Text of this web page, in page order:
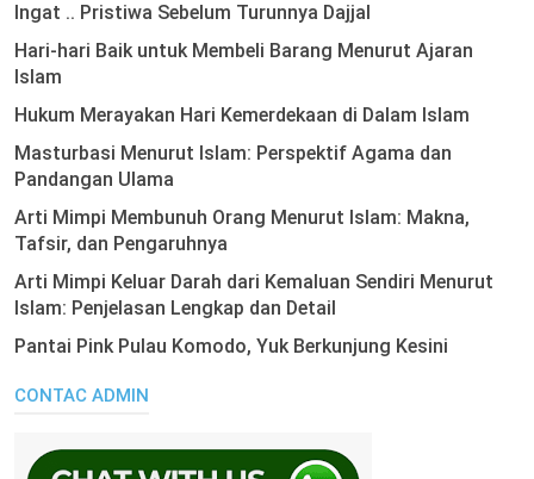
Ingat .. Pristiwa Sebelum Turunnya Dajjal
Hari-hari Baik untuk Membeli Barang Menurut Ajaran
Islam
Hukum Merayakan Hari Kemerdekaan di Dalam Islam
Masturbasi Menurut Islam: Perspektif Agama dan
Pandangan Ulama
Arti Mimpi Membunuh Orang Menurut Islam: Makna,
Tafsir, dan Pengaruhnya
Arti Mimpi Keluar Darah dari Kemaluan Sendiri Menurut
Islam: Penjelasan Lengkap dan Detail
Pantai Pink Pulau Komodo, Yuk Berkunjung Kesini
CONTAC ADMIN